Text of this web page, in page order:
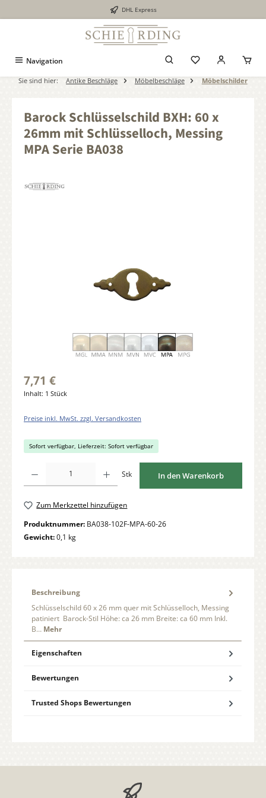
DHL Express
Navigation
Sie sind hier: Antike Beschläge Möbelbeschläge Möbelschilder
Barock Schlüsselschild BXH: 60 x
26mm mit Schlüsselloch, Messing
MPA Serie BA038
7,71 €
Inhalt: 1 Stück
Preise inkl. MwSt. zzgl. Versandkosten
Sofort verfügbar, Lieferzeit: Sofort verfügbar
Stk In den Warenkorb
Zum Merkzettel hinzufügen
Produktnummer: BA038-102F-MPA-60-26
Gewicht:0,1 kg
Beschreibung
Schlüsselschild 60 x 26 mm quer mit Schlüsselloch, Messing
patiniert Barock-Stil Höhe: ca 26 mm Breite: ca 60 mm Inkl.
B… Mehr
Eigenschaften
Bewertungen
Trusted Shops Bewertungen